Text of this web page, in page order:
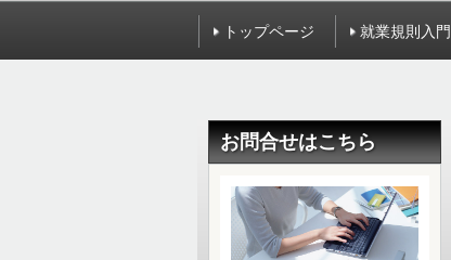
トップページ 就業規則入門
お問合せはこちら